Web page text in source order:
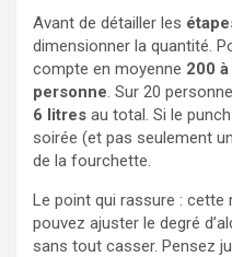
Avant de détailler les
dimensionner la quantité.
compte en moyenne 200
personne. Sur 20
6 litres au total. Si le
soirée (et pas seulement
de la fourchette.
Le point qui rassure :
pouvez ajuster le degré
sans tout casser. Pensez